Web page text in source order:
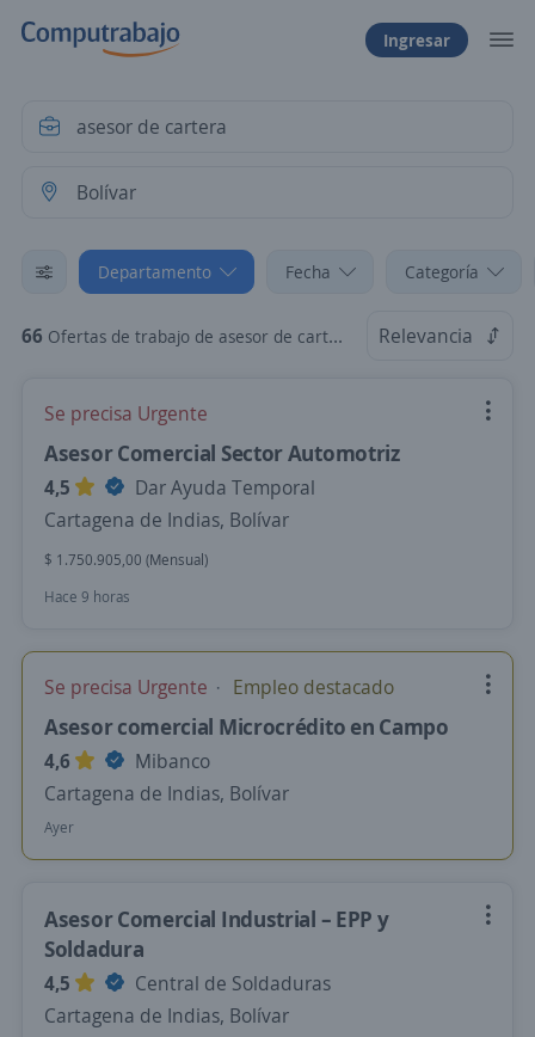
Ingresar
Departamento Fecha Categoría
66 Ofertas de trabajo de asesor de cartera en Bolívar Relevancia
Se precisa Urgente
Asesor Comercial Sector Automotriz
4,5
Dar Ayuda Temporal
Cartagena de Indias, Bolívar
$ 1.750.905,00 (Mensual)
Hace 9 horas
Se precisa Urgente Empleo destacado
Asesor comercial Microcrédito en Campo
4,6
Mibanco
Cartagena de Indias, Bolívar
Ayer
Asesor Comercial Industrial – EPP y
Soldadura
4,5
Central de Soldaduras
Cartagena de Indias, Bolívar